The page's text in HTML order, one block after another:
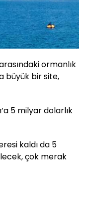
ormanlık
büyük bir site,
5 milyar dolarlık
kaldı da 5
çok merak